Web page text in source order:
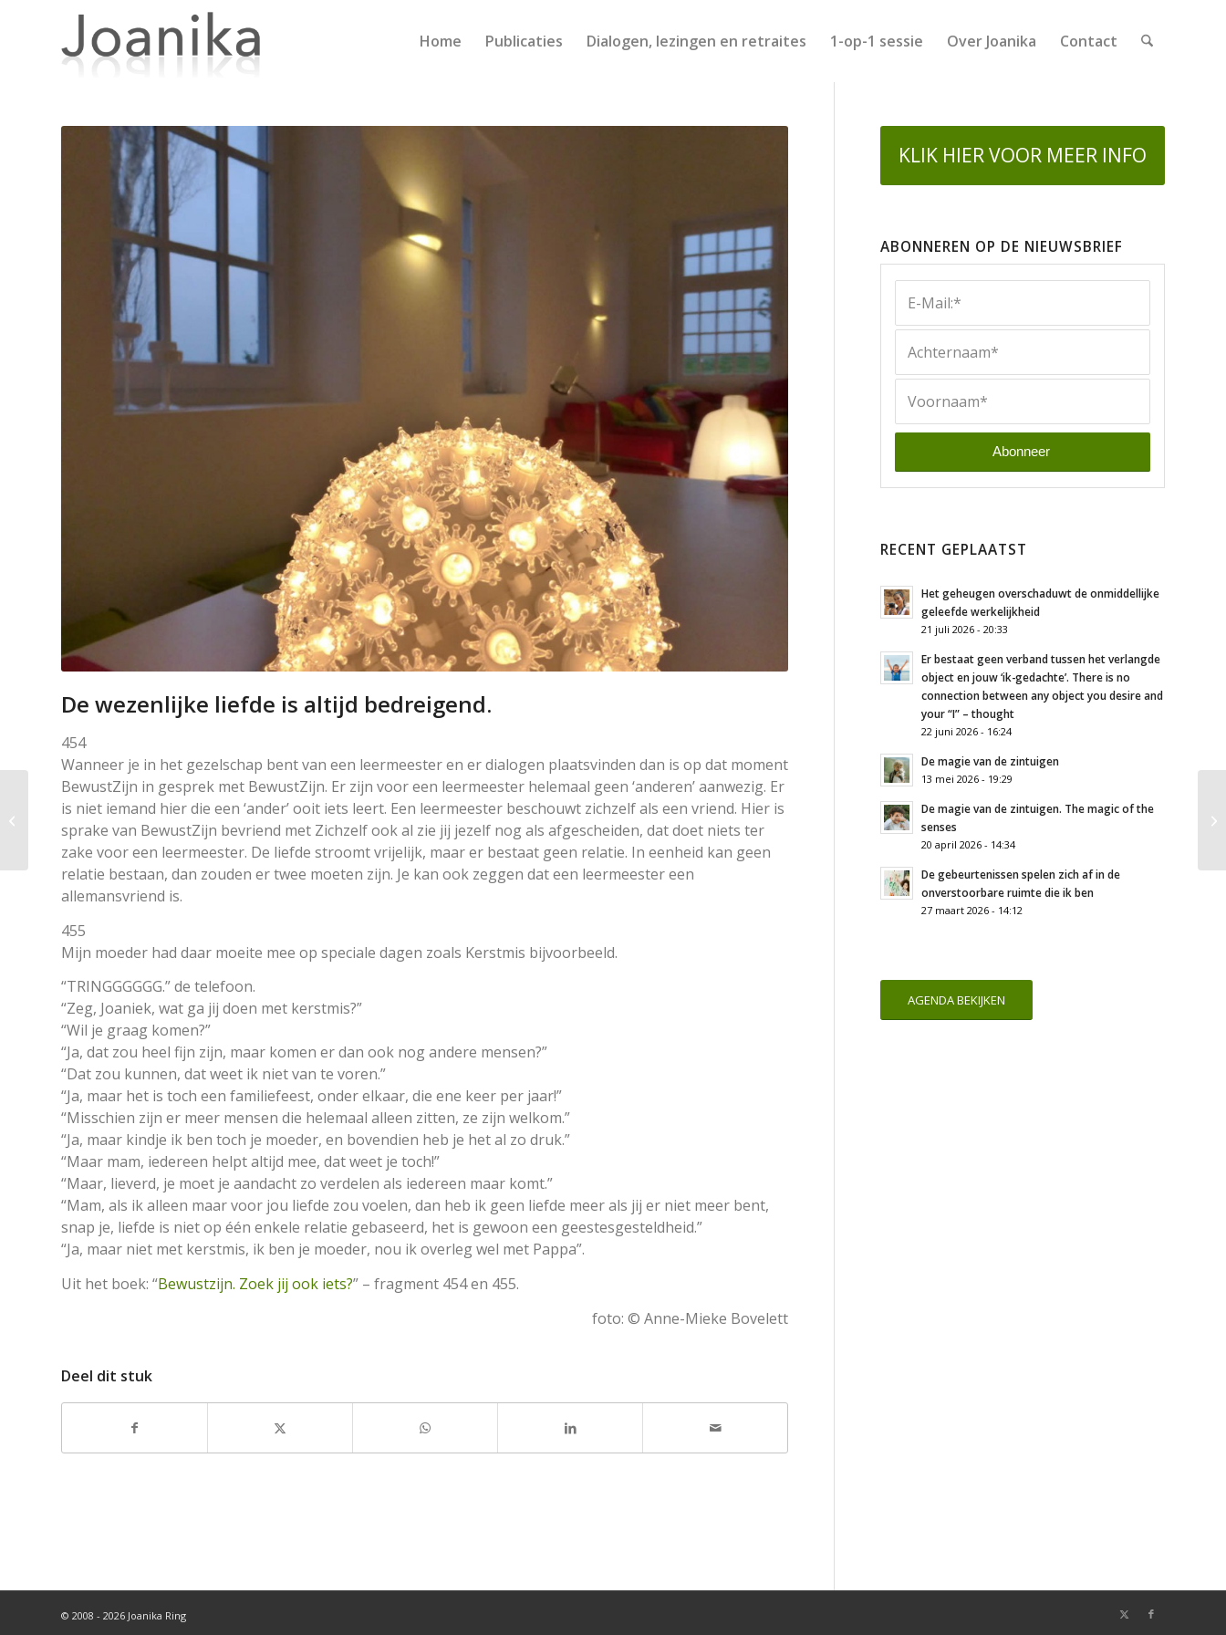
Home Publicaties Dialogen, lezingen en retraites 1-op-1 sessie Over Joanika Contact
De wezenlijke liefde is altijd bedreigend.
454
Wanneer je in het gezelschap bent van een leermeester en er dialogen plaatsvinden dan is op dat moment
BewustZijn in gesprek met BewustZijn. Er zijn voor een leermeester helemaal geen ‘anderen’ aanwezig. Er
is niet iemand hier die een ‘ander’ ooit iets leert. Een leermeester beschouwt zichzelf als een vriend. Hier is
sprake van BewustZijn bevriend met Zichzelf ook al zie jij jezelf nog als afgescheiden, dat doet niets ter
zake voor een leermeester. De liefde stroomt vrijelijk, maar er bestaat geen relatie. In eenheid kan geen
relatie bestaan, dan zouden er twee moeten zijn. Je kan ook zeggen dat een leermeester een
allemansvriend is.
455
Mijn moeder had daar moeite mee op speciale dagen zoals Kerstmis bijvoorbeeld.
“TRINGGGGGG.” de telefoon.
“Zeg, Joaniek, wat ga jij doen met kerstmis?”
“Wil je graag komen?”
“Ja, dat zou heel fijn zijn, maar komen er dan ook nog andere mensen?”
“Dat zou kunnen, dat weet ik niet van te voren.”
“Ja, maar het is toch een familiefeest, onder elkaar, die ene keer per jaar!”
“Misschien zijn er meer mensen die helemaal alleen zitten, ze zijn welkom.”
“Ja, maar kindje ik ben toch je moeder, en bovendien heb je het al zo druk.”
“Maar mam, iedereen helpt altijd mee, dat weet je toch!”
“Maar, lieverd, je moet je aandacht zo verdelen als iedereen maar komt.”
“Mam, als ik alleen maar voor jou liefde zou voelen, dan heb ik geen liefde meer als jij er niet meer bent,
snap je, liefde is niet op één enkele relatie gebaseerd, het is gewoon een geestesgesteldheid.”
“Ja, maar niet met kerstmis, ik ben je moeder, nou ik overleg wel met Pappa”.
Uit het boek: “Bewustzijn. Zoek jij ook iets?” – fragment 454 en 455.
foto: © Anne-Mieke Bovelett
Deel dit stuk
KLIK HIER VOOR MEER INFO
ABONNEREN OP DE NIEUWSBRIEF
RECENT GEPLAATST
Het geheugen overschaduwt de onmiddellijke
geleefde werkelijkheid
21 juli 2026 - 20:33
Er bestaat geen verband tussen het verlangde
object en jouw ‘ik-gedachte’. There is no
connection between any object you desire and
your “I” – thought
22 juni 2026 - 16:24
De magie van de zintuigen
13 mei 2026 - 19:29
De magie van de zintuigen. The magic of the
senses
20 april 2026 - 14:34
De gebeurtenissen spelen zich af in de
onverstoorbare ruimte die ik ben
27 maart 2026 - 14:12
AGENDA BEKIJKEN
© 2008 - 2026 Joanika Ring
Leeswijzer bij de
boekfragmenten